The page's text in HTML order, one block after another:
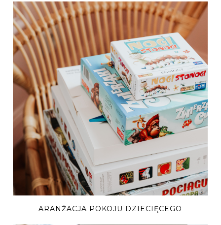
ARANŻACJA POKOJU DZIECIĘCEGO